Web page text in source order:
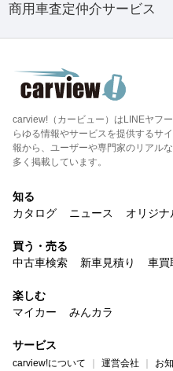
商用車査定仲介サービス
carview!（カービュー）はLINEヤフ
らゆる情報やサービスを提供するサ
報から、ユーザーや専門家のリアル
多く掲載しています。
知る
カタログ
ニュース オリジナ
買う・売る
中古車検索
新車見積り 車買
楽しむ
マイカー
みんカラ
サービス
carview!について 運営会社 お